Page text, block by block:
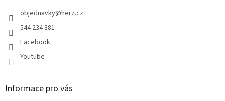
objednavky@herz.cz
544 234 381
Facebook
Youtube
Informace pro vás